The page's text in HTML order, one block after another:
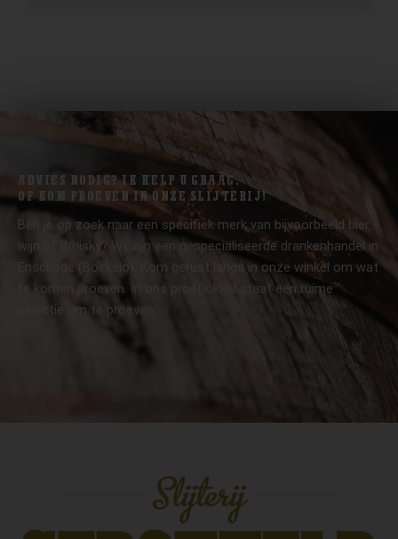
ADVIES NODIG? IK HELP U GRAAG.
OF KOM PROEVEN IN ONZE SLIJTERIJ!
Ben je op zoek naar een specifiek merk van bijvoorbeeld bier,
wijn of Whisky? Wij zijn een gespecialiseerde drankenhandel in
Enschede (Boekelo). Kom gerust langs in onze winkel om wat
te komen proeven. In ons proeflokaal staat een ruime
selectie om te proeven.